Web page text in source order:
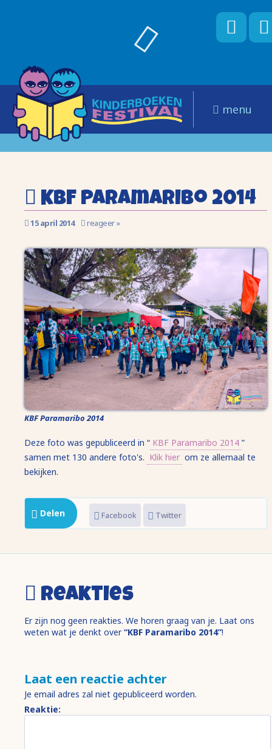
menu
KBF Paramaribo 2014
15 april 2014 reageer »
KBF Paramaribo 2014
Deze foto was gepubliceerd in “ KBF Paramaribo 2014 ”
samen met 130 andere foto's. Klik hier om ze allemaal te
bekijken.
Delen Facebook Twitter
Reakties
Er zijn nog geen reakties. We horen graag van je. Laat ons
weten wat je denkt over“KBF Paramaribo 2014”!
Laat een reactie achter
Je email adres zal niet gepubliceerd worden.
Reaktie: